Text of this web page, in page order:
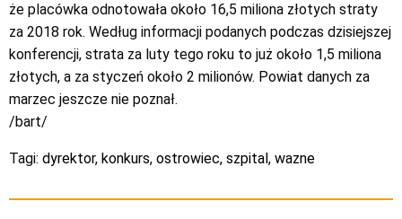
że placówka odnotowała około 16,5 miliona złotych straty
za 2018 rok. Według informacji podanych podczas dzisiejszej
konferencji, strata za luty tego roku to już około 1,5 miliona
złotych, a za styczeń około 2 milionów. Powiat danych za
marzec jeszcze nie poznał.
/bart/
Tagi: dyrektor, konkurs, ostrowiec, szpital, wazne